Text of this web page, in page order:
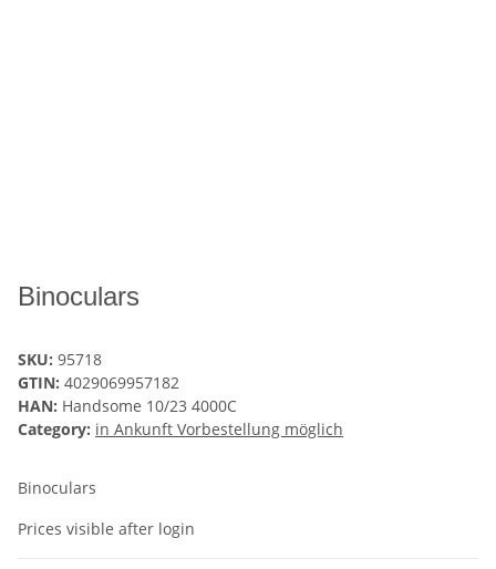
Binoculars
SKU: 95718
GTIN: 4029069957182
HAN: Handsome 10/23 4000C
Category: in Ankunft Vorbestellung möglich
Binoculars
Prices visible after login